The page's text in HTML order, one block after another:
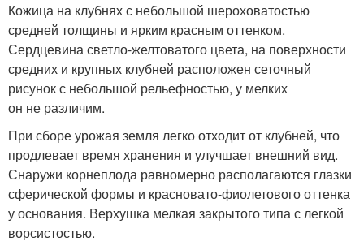
Кожица на клубнях с небольшой шероховатостью
средней толщины и ярким красным оттенком.
Сердцевина светло-желтоватого цвета, на поверхности
средних и крупных клубней расположен сеточный
рисунок с небольшой рельефностью, у мелких
он не различим.
При сборе урожая земля легко отходит от клубней, что
продлевает время хранения и улучшает внешний вид.
Снаружи корнеплода равномерно располагаются глазки
сферической формы и красновато-фиолетового оттенка
у основания. Верхушка мелкая закрытого типа с легкой
ворсистостью.